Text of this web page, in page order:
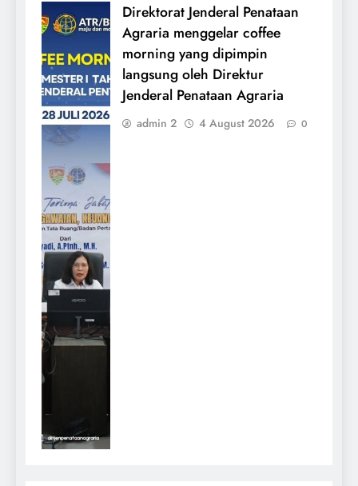
Direktorat Jenderal Penataan
Agraria menggelar coffee
morning yang dipimpin
langsung oleh Direktur
Jenderal Penataan Agraria
admin 2 4 August 2026 0